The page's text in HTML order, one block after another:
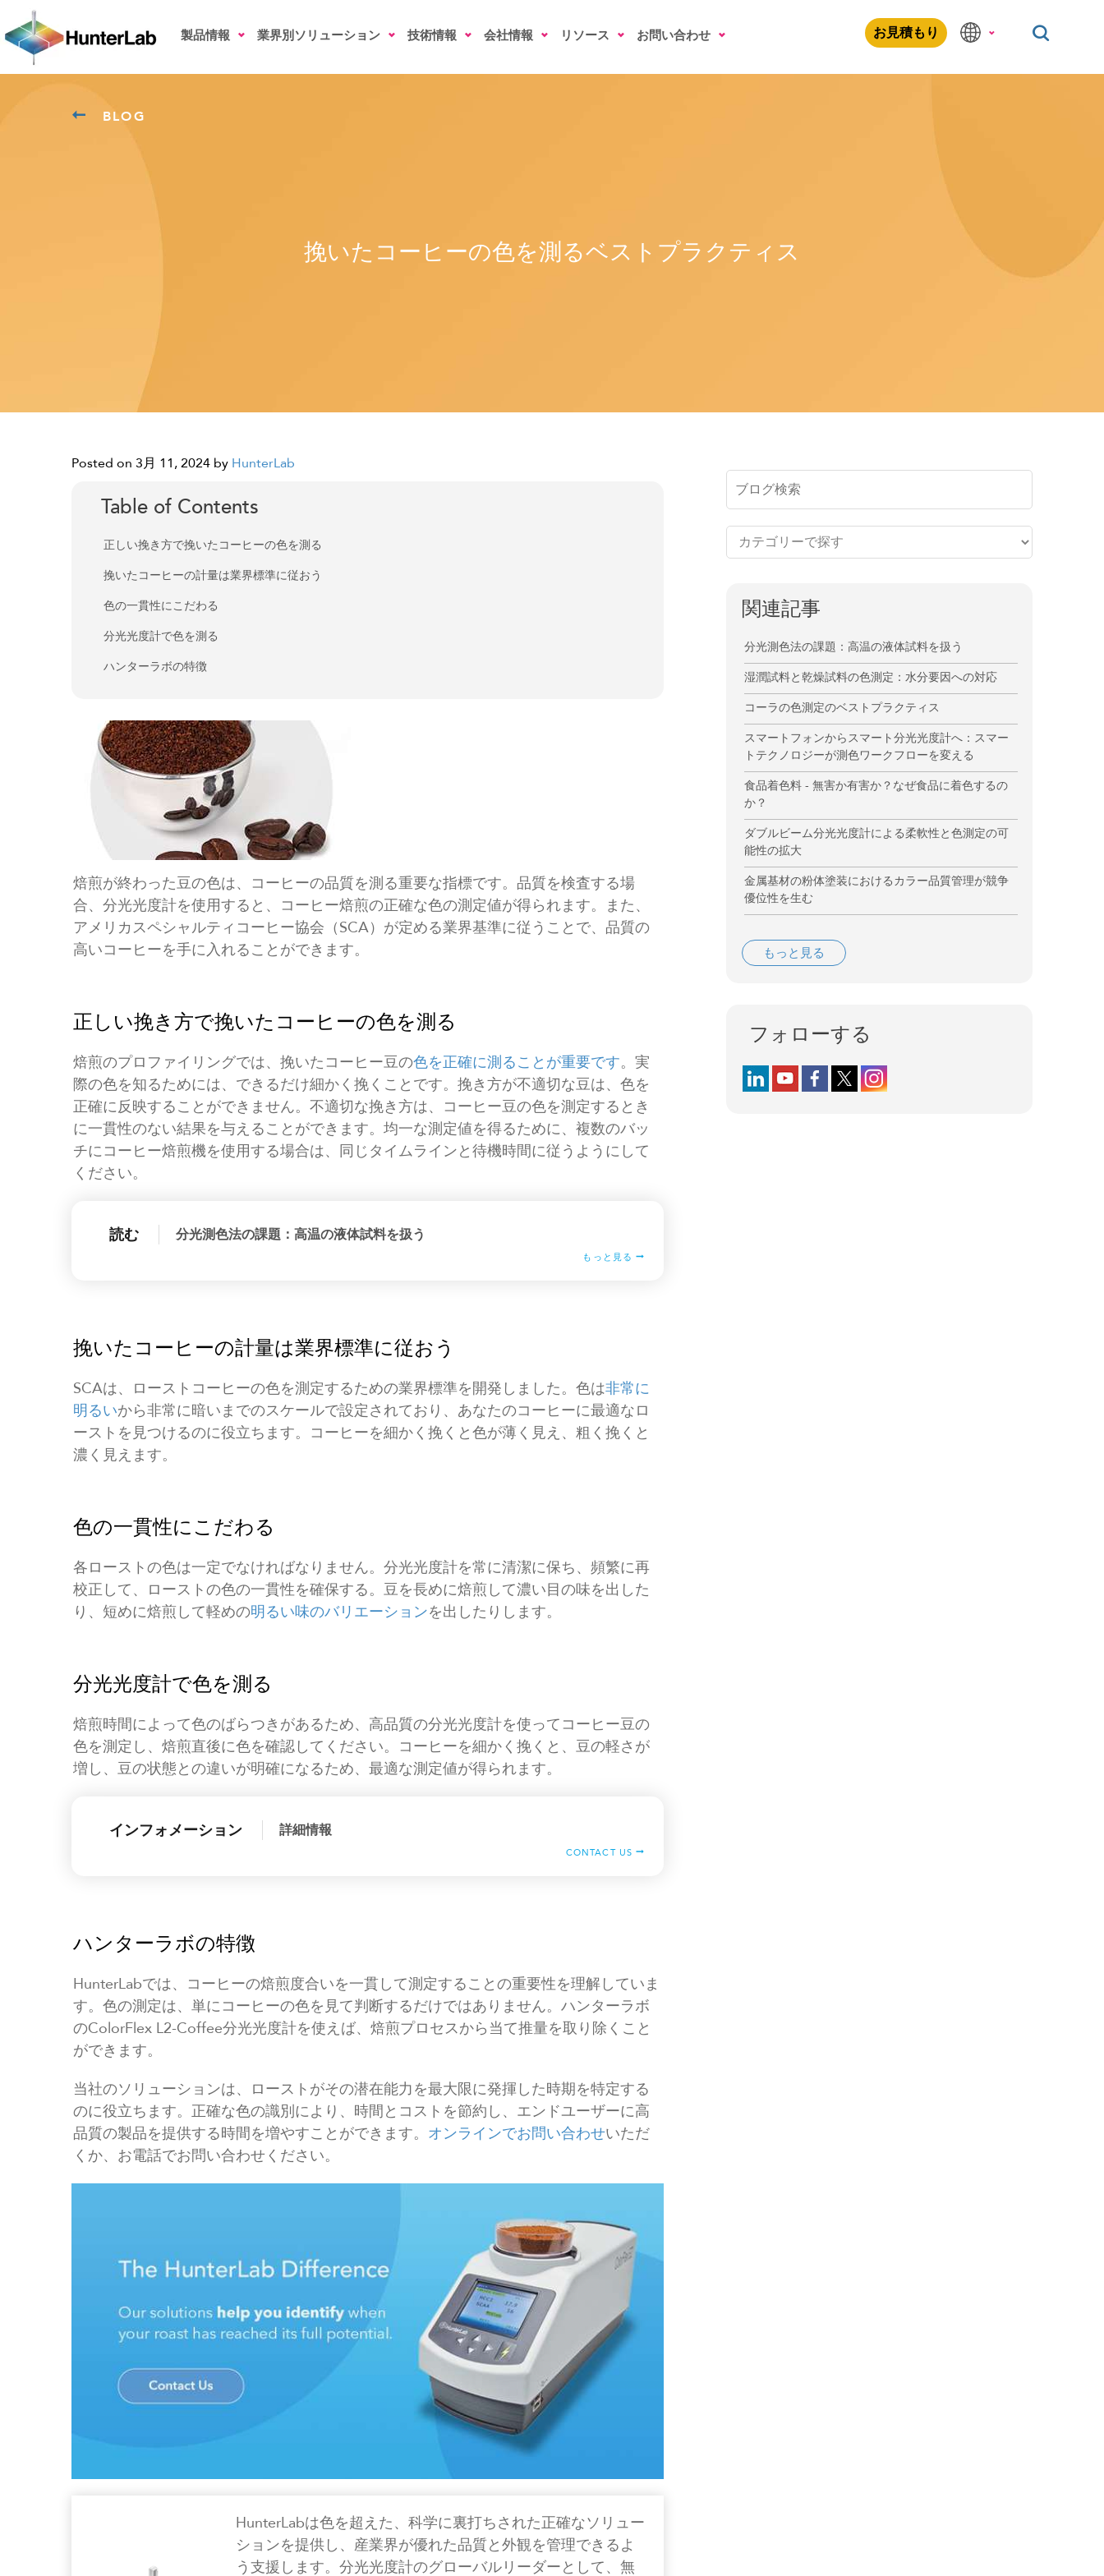
製品情報 業界別ソリューション 技術情報 会社情報 リソース お問い合わせ お見積もり
BLOG
挽いたコーヒーの色を測るベストプラクティス
Posted on 3月 11, 2024 by HunterLab
Table of Contents
正しい挽き方で挽いたコーヒーの色を測る
挽いたコーヒーの計量は業界標準に従おう
色の一貫性にこだわる
分光光度計で色を測る
ハンターラボの特徴
焙煎が終わった豆の色は、コーヒーの品質を測る重要な指標です。品質を検査する場
合、分光光度計を使用すると、コーヒー焙煎の正確な色の測定値が得られます。また、
アメリカスペシャルティコーヒー協会（SCA）が定める業界基準に従うことで、品質の
高いコーヒーを手に入れることができます。
正しい挽き方で挽いたコーヒーの色を測る
焙煎のプロファイリングでは、挽いたコーヒー豆の色を正確に測ることが重要です。実
際の色を知るためには、できるだけ細かく挽くことです。挽き方が不適切な豆は、色を
正確に反映することができません。不適切な挽き方は、コーヒー豆の色を測定するとき
に一貫性のない結果を与えることができます。均一な測定値を得るために、複数のバッ
チにコーヒー焙煎機を使用する場合は、同じタイムラインと待機時間に従うようにして
ください。
読む 分光測色法の課題：高温の液体試料を扱う
もっと見る
挽いたコーヒーの計量は業界標準に従おう
SCAは、ローストコーヒーの色を測定するための業界標準を開発しました。色は非常に
明るいから非常に暗いまでのスケールで設定されており、あなたのコーヒーに最適なロ
ーストを見つけるのに役立ちます。コーヒーを細かく挽くと色が薄く見え、粗く挽くと
濃く見えます。
色の一貫性にこだわる
各ローストの色は一定でなければなりません。分光光度計を常に清潔に保ち、頻繁に再
校正して、ローストの色の一貫性を確保する。豆を長めに焙煎して濃い目の味を出した
り、短めに焙煎して軽めの明るい味のバリエーションを出したりします。
分光光度計で色を測る
焙煎時間によって色のばらつきがあるため、高品質の分光光度計を使ってコーヒー豆の
色を測定し、焙煎直後に色を確認してください。コーヒーを細かく挽くと、豆の軽さが
増し、豆の状態との違いが明確になるため、最適な測定値が得られます。
インフォメーション 詳細情報
CONTACT US
ハンターラボの特徴
HunterLabでは、コーヒーの焙煎度合いを一貫して測定することの重要性を理解していま
す。色の測定は、単にコーヒーの色を見て判断するだけではありません。ハンターラボ
のColorFlex L2-Coffee分光光度計を使えば、焙煎プロセスから当て推量を取り除くこと
ができます。
当社のソリューションは、ローストがその潜在能力を最大限に発揮した時期を特定する
のに役立ちます。正確な色の識別により、時間とコストを節約し、エンドユーザーに高
品質の製品を提供する時間を増やすことができます。 オンラインでお問い合わせいただ
くか、お電話でお問い合わせください。
HunterLabは色を超えた、科学に裏打ちされた正確なソリュー
ションを提供し、産業界が優れた品質と外観を管理できるよ
う支援します。分光光度計のグローバルリーダーとして、無
関連記事
分光測色法の課題：高温の液体試料を扱う
湿潤試料と乾燥試料の色測定：水分要因への対応
コーラの色測定のベストプラクティス
スマートフォンからスマート分光光度計へ：スマー
トテクノロジーが測色ワークフローを変える
食品着色料 - 無害か有害か？なぜ食品に着色するの
か？
ダブルビーム分光光度計による柔軟性と色測定の可
能性の拡大
金属基材の粉体塗装におけるカラー品質管理が競争
優位性を生む
もっと見る
フォローする
Follow us on LinkedIn
Follow us on YouTube
Follow us on Facebook
Follow us on X (formerly Twitter)
Follow us on Instagram